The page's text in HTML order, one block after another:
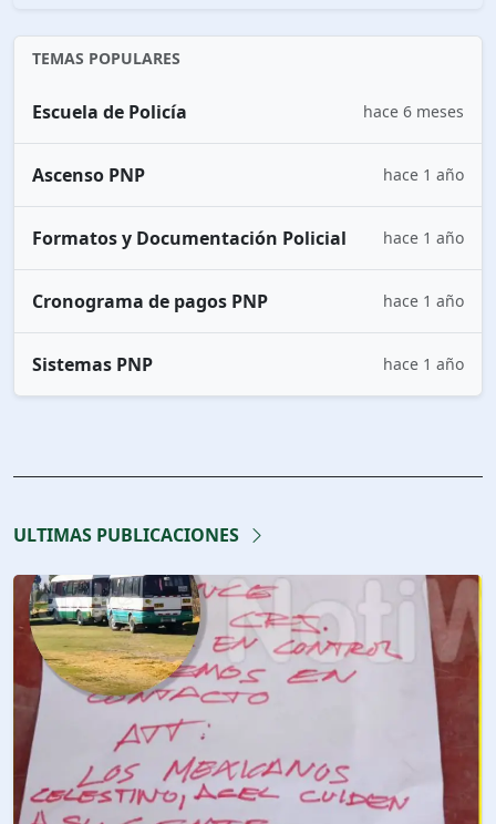
TEMAS POPULARES
Escuela de Policía hace 6 meses
Ascenso PNP hace 1 año
Formatos y Documentación Policial hace 1 año
Cronograma de pagos PNP hace 1 año
Sistemas PNP hace 1 año
ULTIMAS PUBLICACIONES